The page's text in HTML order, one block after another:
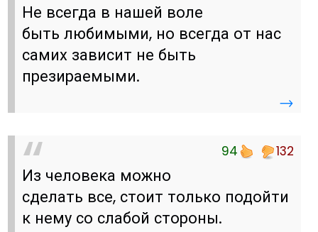
Не всегда в нашей воле
быть любимыми, но всегда от нас
самих зависит не быть
презираемыми.
→
94 132
Из человека можно
сделать все, стоит только подойти
к нему со слабой стороны.